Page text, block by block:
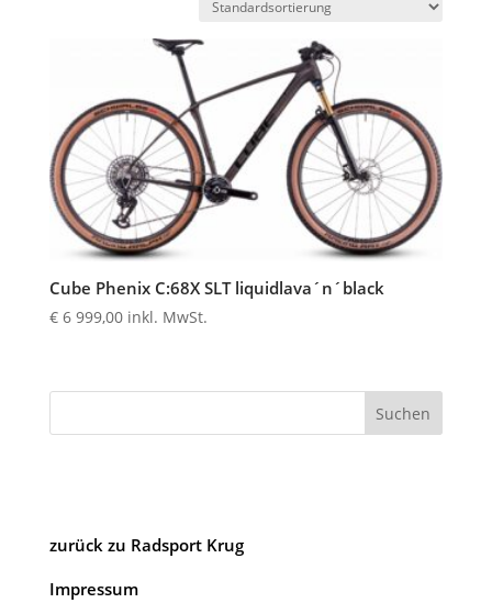
Cube Phenix C:68X SLT liquidlava´n´black
€6 999,00 inkl. MwSt.
Suchen
zurück zu Radsport Krug
Impressum